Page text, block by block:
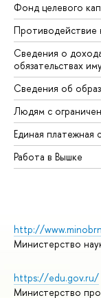
Фонд целевого
Противодействие
Сведения о
обязательствах
Сведения об
Людям с
Единая платежная
Работа в Вышке
http://
Министерство
https://edu.gov.ru/
Министерство